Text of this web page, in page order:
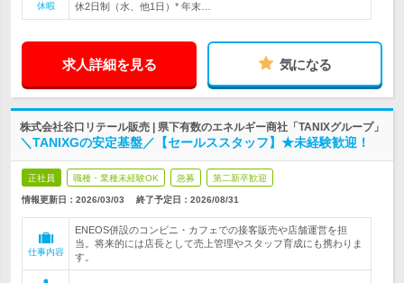
休暇
休2日制（水、他1日）* 年末…
求人詳細を見る 気になる
株式会社谷口リテール販売 | 県下有数のエネルギー商社「TANIXグループ」
＼TANIXGの安定基盤／【セールススタッフ】★未経験歓迎！
正社員 職種・業種未経験OK 急募 第二新卒歓迎
情報更新日：2026/03/03 終了予定日： 2026/08/31
仕事内容
ENEOS併設のコンビニ・カフェでの接客販売や店舗運営を担
当。将来的には店長として売上管理やスタッフ育成にも携わりま
す。